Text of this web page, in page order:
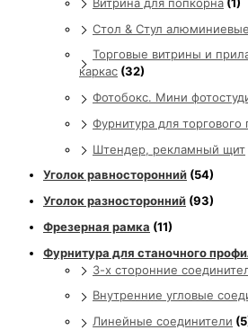
Стол & Стул алюминиевые
Торговые витрины и
каркас (32)
Фотобокс. Мини
Фурнитура для торгового
Штендер, рекламный щит
Уголок равносторонний (54)
Уголок разносторонний (93)
Фрезерная рамка (11)
Фурнитура для станочного
3-х сторонние
Внутренние угловые
Линейные соединители